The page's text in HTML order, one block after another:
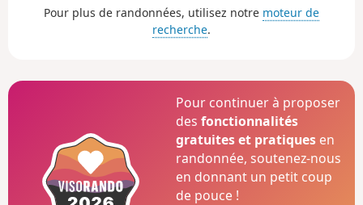
Pour plus de randonnées, utilisez notre moteur de
recherche.
Pour continuer à proposer
desfonctionnalités
gratuites et pratiques en
randonnée, soutenez-nous
en donnant un petit coup
de pouce !